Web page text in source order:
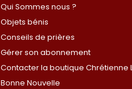
Qui Sommes nous ?
Objets bénis
Conseils de prières
Gérer son abonnement
Contacter la boutique Chrétienne
Bonne Nouvelle